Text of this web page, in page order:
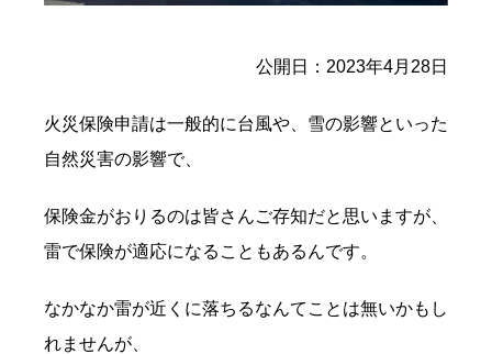
公開日：2023年4月28日
火災保険申請は一般的に台風や、雪の影響といった
自然災害の影響で、
保険金がおりるのは皆さんご存知だと思いますが、
雷で保険が適応になることもあるんです。
なかなか雷が近くに落ちるなんてことは無いかもし
れませんが、